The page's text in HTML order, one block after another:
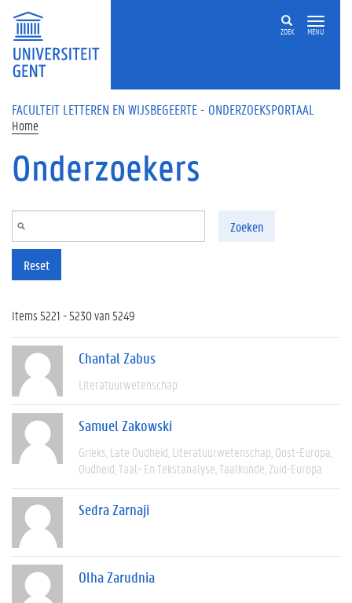
Overslaan en naar de inhoud gaan
ZOEK MENU
FACULTEIT LETTEREN EN WIJSBEGEERTE - ONDERZOEKSPORTAAL
Home
Onderzoekers
Zoeken
Reset
Items 5221 - 5230 van 5249
Chantal Zabus
Literatuurwetenschap
Samuel Zakowski
Grieks Late Oudheid Literatuurwetenschap Oost-Europa
Oudheid Taal- En Tekstanalyse Taalkunde Zuid-Europa
Sedra Zarnaji
Olha Zarudnia